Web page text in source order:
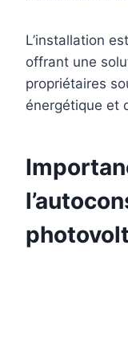
L’installation
offrant une
propriétaires
énergétique et